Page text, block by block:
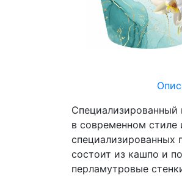
в современном
специализированных
состоит из кашпо и
перламутровые